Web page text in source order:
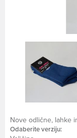
Nove odlične, lahke
Odaberite verziju: